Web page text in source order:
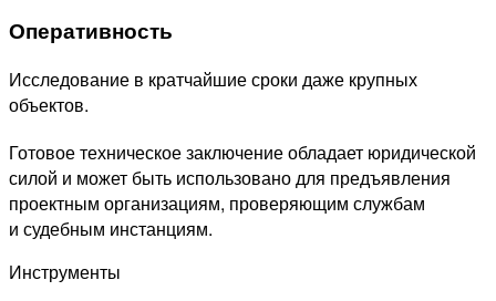
Оперативность
Исследование в кратчайшие сроки даже крупных
объектов.
Готовое техническое заключение обладает юридической
силой и может быть использовано для предъявления
проектным организациям, проверяющим службам
и судебным инстанциям.
Инструменты